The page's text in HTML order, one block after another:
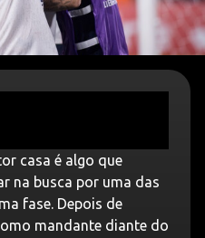
casa é algo que
na busca por uma das
fase. Depois de
mandante diante do